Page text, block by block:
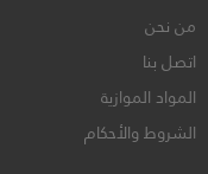
من نحن
اتصل بنا
المواد الموازية
الشروط والأحكام